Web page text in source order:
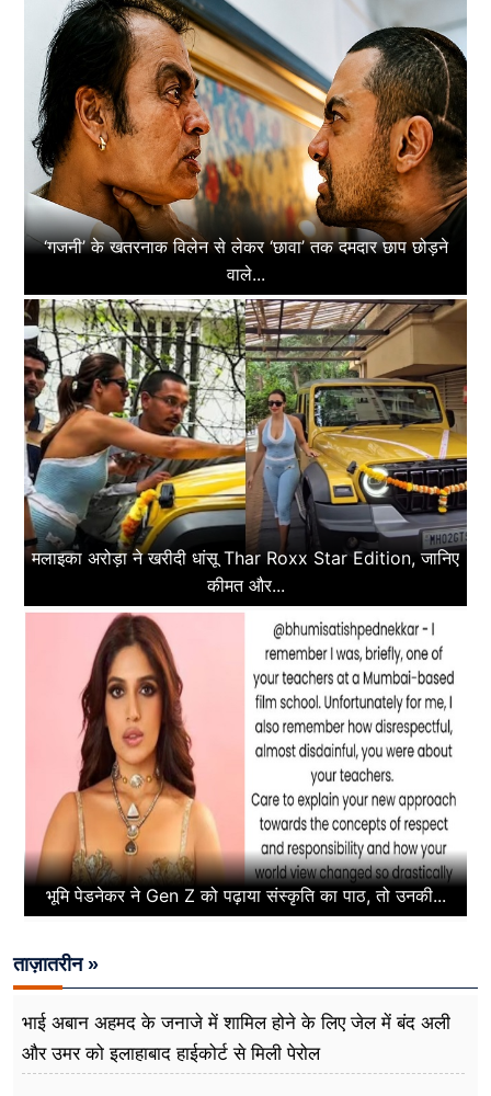
‘गजनी’ के खतरनाक विलेन से लेकर ‘छावा’ तक दमदार छाप छोड़ने
वाले...
मलाइका अरोड़ा ने खरीदी धांसू Thar Roxx Star Edition, जानिए
कीमत और...
भूमि पेडनेकर ने Gen Z को पढ़ाया संस्कृति का पाठ, तो उनकी...
ताज़ातरीन »
भाई अबान अहमद के जनाजे में शामिल होने के लिए जेल में बंद अली
और उमर को इलाहाबाद हाईकोर्ट से मिली पेरोल